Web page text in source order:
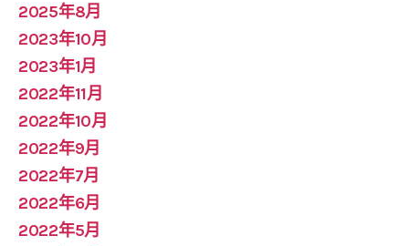
2025年8月
2023年10月
2023年1月
2022年11月
2022年10月
2022年9月
2022年7月
2022年6月
2022年5月